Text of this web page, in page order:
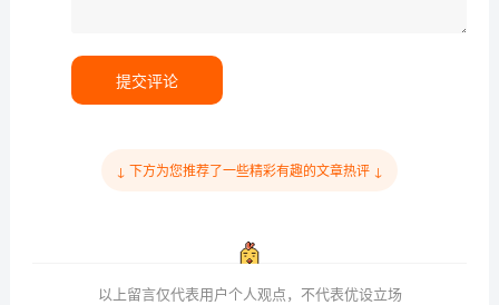
提交评论
↓ 下方为您推荐了一些精彩有趣的文章热评 ↓
以上留言仅代表用户个人观点，不代表优设立场